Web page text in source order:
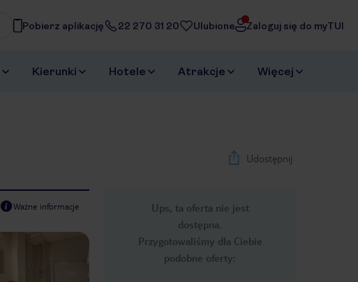
Pobierz aplikację 22 270 31 20 Ulubione Zaloguj się do myTUI
Kierunki Hotele Atrakcje Więcej
Udostępnij
Ups, ta oferta nie jest
dostępna.
Przygotowaliśmy dla Ciebie
podobne oferty:
Ważne informacje
Next slide
1 /21